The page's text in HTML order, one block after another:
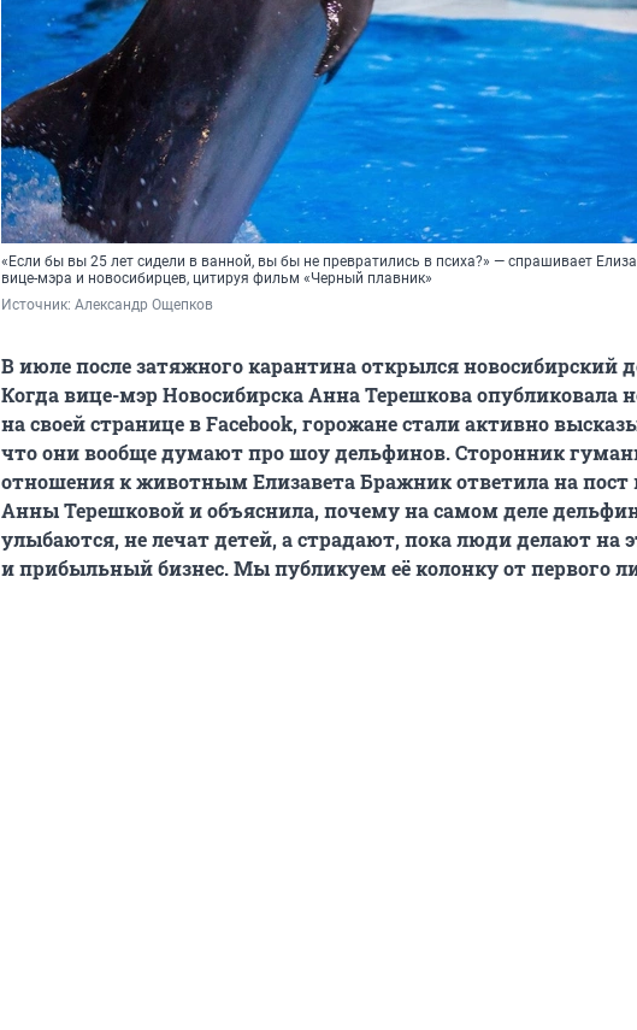
«Если бы вы 25 лет сидели в ванной, вы бы не превратились в психа?» — спрашивает
вице-мэра и новосибирцев, цитируя фильм «Черный плавник»
Источник: Александр Ощепков
В июле после затяжного карантина открылся новосибирский
Когда вице-мэр Новосибирска Анна Терешкова опубликовала
на своей странице в Facebook, горожане стали активно
что они вообще думают про шоу дельфинов. Сторонник
отношения к животным Елизавета Бражник ответила на пост
Анны Терешковой и объяснила, почему на самом деле
улыбаются, не лечат детей, а страдают, пока люди делают на
и прибыльный бизнес. Мы публикуем её колонку от первого